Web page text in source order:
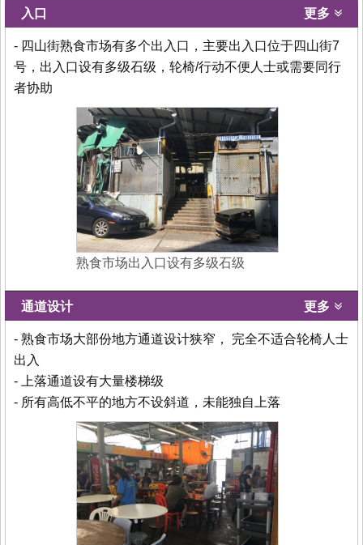
入口 更多
- 四山街熟食市场有多个出入口，主要出入口位于四山街7
号，出入口设有多级石级，轮椅/行动不便人士或需要同行
者协助
熟食市场出入口设有多级石级
通道设计 更多
- 熟食市场大部份地方通道设计狭窄， 完全不适合轮椅人士
出入
- 上落通道设有大量楼梯级
- 所有高低不平的地方不设斜道，未能独自上落